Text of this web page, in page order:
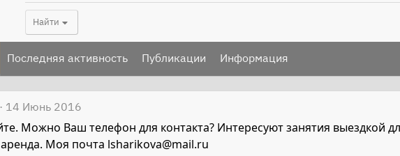
Найти
Последняя активность Публикации Информация
14 Июнь 2016
Можно Ваш телефон для контакта? Интересуют занятия выездкой
Моя почта lsharikova@mail.ru